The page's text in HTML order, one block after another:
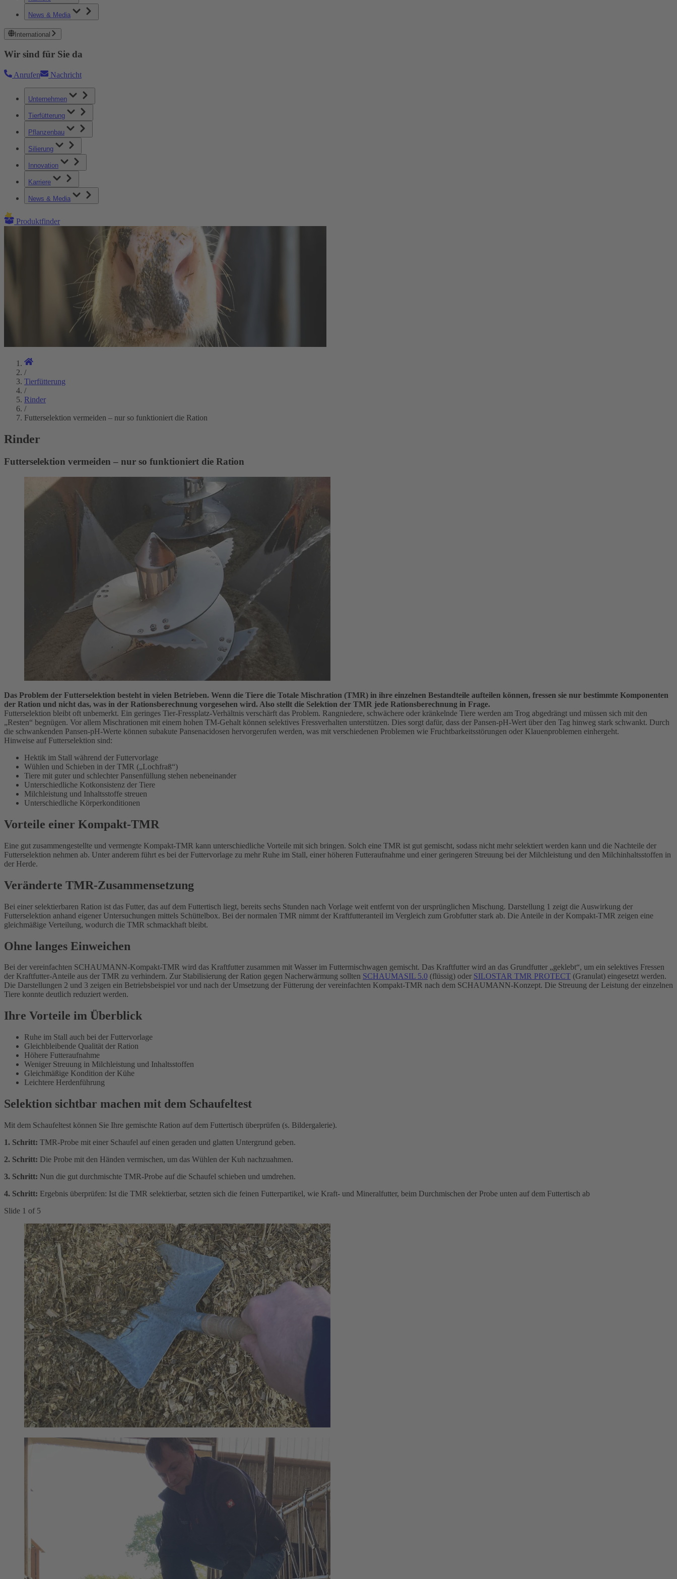
News & Media
International
Wir sind für Sie da
Anrufen Nachricht
Unternehmen
Tierfütterung
Pflanzenbau
Silierung
Innovation
Karriere
News & Media
Produktfinder
/
Tierfütterung
/
Rinder
/
Futterselektion vermeiden – nur so funktioniert die Ration
Rinder
Futterselektion vermeiden – nur so funktioniert die Ration
Das Problem der Futterselektion besteht in vielen Betrieben. Wenn die Tiere die Totale Mischration (TMR) in ihre einzelnen Bestandteile aufteilen können, fressen sie nur bestimmte Komponenten
der Ration und nicht das, was in der Rationsberechnung vorgesehen wird. Also stellt die Selektion der TMR jede Rationsberechnung in Frage.
Futterselektion bleibt oft unbemerkt. Ein geringes Tier-Fressplatz-Verhältnis verschärft das Problem. Rangniedere, schwächere oder kränkelnde Tiere werden am Trog abgedrängt und müssen sich mit den
„Resten“ begnügen. Vor allem Mischrationen mit einem hohen TM-Gehalt können selektives Fressverhalten unterstützen. Dies sorgt dafür, dass der Pansen-pH-Wert über den Tag hinweg stark schwankt. Durch
die schwankenden Pansen-pH-Werte können subakute Pansenacidosen hervorgerufen werden, was mit verschiedenen Problemen wie Fruchtbarkeitsstörungen oder Klauenproblemen einhergeht.
Hinweise auf Futterselektion sind:
Hektik im Stall während der Futtervorlage
Wühlen und Schieben in der TMR („Lochfraß“)
Tiere mit guter und schlechter Pansenfüllung stehen nebeneinander
Unterschiedliche Kotkonsistenz der Tiere
Milchleistung und Inhaltsstoffe streuen
Unterschiedliche Körperkonditionen
Vorteile einer Kompakt-TMR
Eine gut zusammengestellte und vermengte Kompakt-TMR kann unterschiedliche Vorteile mit sich bringen. Solch eine TMR ist gut gemischt, sodass nicht mehr selektiert werden kann und die Nachteile der
Futterselektion nehmen ab. Unter anderem führt es bei der Futtervorlage zu mehr Ruhe im Stall, einer höheren Futteraufnahme und einer geringeren Streuung bei der Milchleistung und den Milchinhaltsstoffen in
der Herde.
Veränderte TMR-Zusammensetzung
Bei einer selektierbaren Ration ist das Futter, das auf dem Futtertisch liegt, bereits sechs Stunden nach Vorlage weit entfernt von der ursprünglichen Mischung. Darstellung 1 zeigt die Auswirkung der
Futterselektion anhand eigener Untersuchungen mittels Schüttelbox. Bei der normalen TMR nimmt der Kraftfutteranteil im Vergleich zum Grobfutter stark ab. Die Anteile in der Kompakt-TMR zeigen eine
gleichmäßige Verteilung, wodurch die TMR schmackhaft bleibt.
Ohne langes Einweichen
Bei der vereinfachten SCHAUMANN-Kompakt-TMR wird das Kraftfutter zusammen mit Wasser im Futtermischwagen gemischt. Das Kraftfutter wird an das Grundfutter „geklebt“, um ein selektives Fressen
der Kraftfutter-Anteile aus der TMR zu verhindern. Zur Stabilisierung der Ration gegen Nacherwärmung sollten SCHAUMASIL 5.0 (flüssig) oder SILOSTAR TMR PROTECT (Granulat) eingesetzt werden.
Die Darstellungen 2 und 3 zeigen ein Betriebsbeispiel vor und nach der Umsetzung der Fütterung der vereinfachten Kompakt-TMR nach dem SCHAUMANN-Konzept. Die Streuung der Leistung der einzelnen
Tiere konnte deutlich reduziert werden.
Ihre Vorteile im Überblick
Ruhe im Stall auch bei der Futtervorlage
Gleichbleibende Qualität der Ration
Höhere Futteraufnahme
Weniger Streuung in Milchleistung und Inhaltsstoffen
Gleichmäßige Kondition der Kühe
Leichtere Herdenführung
Selektion sichtbar machen mit dem Schaufeltest
Mit dem Schaufeltest können Sie Ihre gemischte Ration auf dem Futtertisch überprüfen (s. Bildergalerie).
1. Schritt: TMR-Probe mit einer Schaufel auf einen geraden und glatten Untergrund geben.
2. Schritt: Die Probe mit den Händen vermischen, um das Wühlen der Kuh nachzuahmen.
3. Schritt: Nun die gut durchmischte TMR-Probe auf die Schaufel schieben und umdrehen.
4. Schritt: Ergebnis überprüfen: Ist die TMR selektierbar, setzten sich die feinen Futterpartikel, wie Kraft- und Mineralfutter, beim Durchmischen der Probe unten auf dem Futtertisch ab
Slide 1 of 5